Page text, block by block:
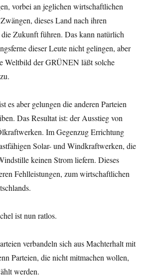
vorbei an jeglichen wirtschaftlichen
dieses Land nach ihren
Zukunft führen. Das kann natürlich
dieser Leute nicht gelingen, aber
Weltbild der GRÜNEN läßt solche
es aber gelungen die anderen Parteien
Das Resultat ist: der Ausstieg von
Im Gegenzug Errichtung
Solar- und Windkraftwerken, die
keinen Strom liefern. Dieses
Fehlleistungen, zum wirtschaftlichen
ist nun ratlos.
verbandeln sich aus Machterhalt mit
Parteien, die nicht mitmachen wollen,
werden.